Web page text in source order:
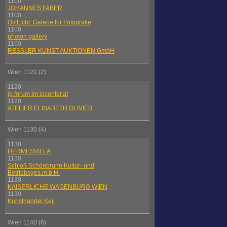
JOHANNES FABER
1100
OstLicht. Galerie für Fotografie
1100
photon gallery
1100
RESSLER KUNST AUKTIONEN GmbH
Wien 1120 (2)
1120
ip.forum im ipcenter.at
1120
ATELIER ELISABETH OLIVIER
Wien 1130 (4)
1130
HERMESVILLA
1130
Schloß Schönbrunn Kultur- und
Betriebsges.m.b.H.
1130
KAISERLICHE WAGENBURG WIEN
1130
Kunsthandel Keil
Wien 1140 (6)